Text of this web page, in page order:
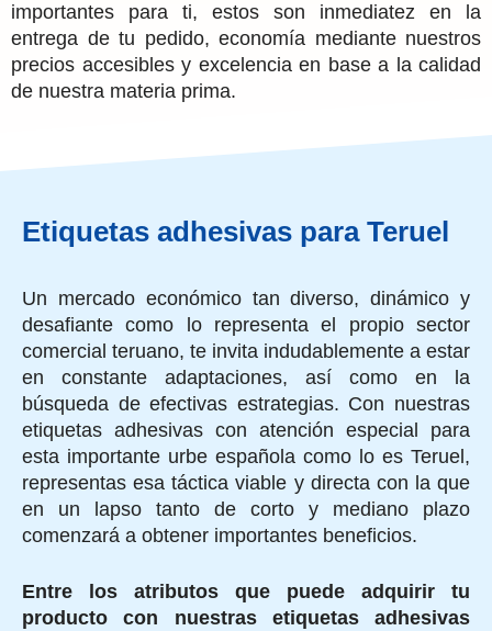
importantes para ti, estos son inmediatez en la
entrega de tu pedido, economía mediante nuestros
precios accesibles y excelencia en base a la calidad
de nuestra materia prima.
Etiquetas adhesivas para Teruel
Un mercado económico tan diverso, dinámico y
desafiante como lo representa el propio sector
comercial teruano, te invita indudablemente a estar
en constante adaptaciones, así como en la
búsqueda de efectivas estrategias. Con nuestras
etiquetas adhesivas con atención especial para
esta importante urbe española como lo es Teruel,
representas esa táctica viable y directa con la que
en un lapso tanto de corto y mediano plazo
comenzará a obtener importantes beneficios.
Entre los atributos que puede adquirir tu
producto con nuestras etiquetas adhesivas